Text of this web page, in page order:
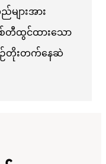
ျားအား
စ်တီထွင်ထားသော
စဉ်တိုးတက်နေဆဲ